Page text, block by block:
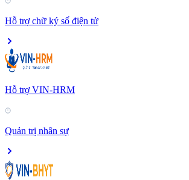
Hỗ trợ chữ ký số điện tử
Hỗ trợ VIN-HRM
Quản trị nhân sự